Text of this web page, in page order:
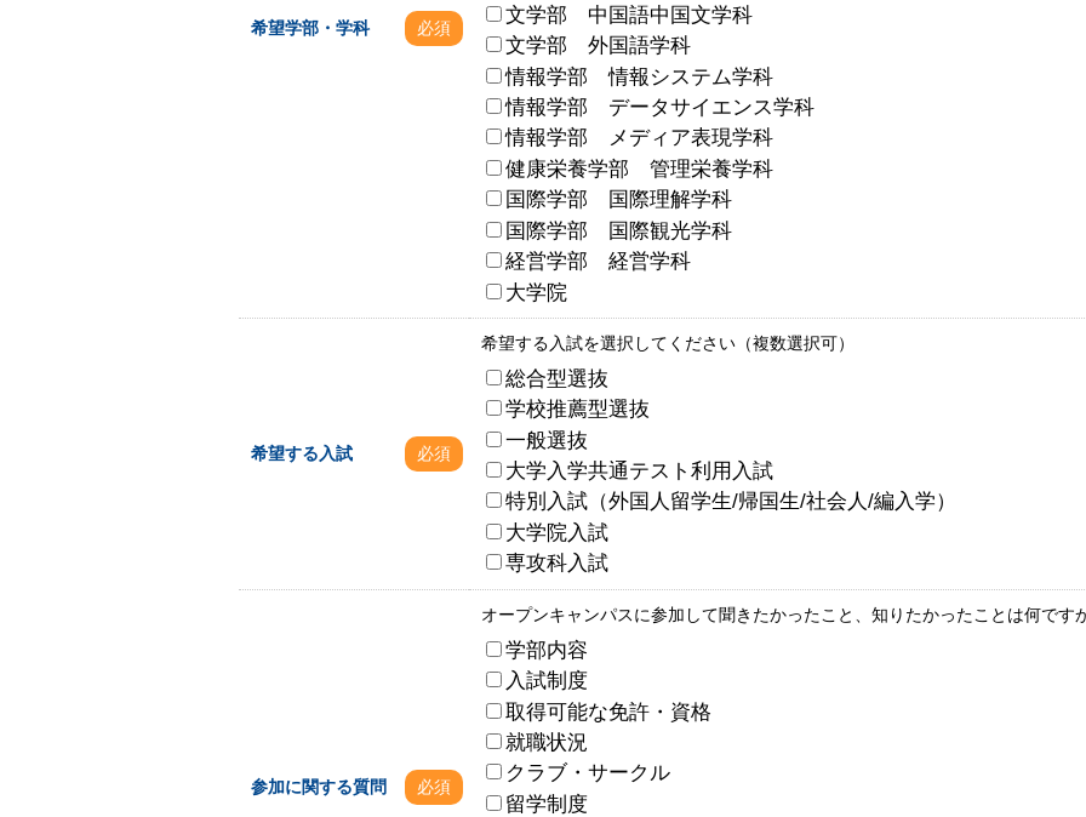
希望学部・学科 必須
文学部 中国語中国文学科
文学部 外国語学科
情報学部 情報システム学科
情報学部 データサイエンス学科
情報学部 メディア表現学科
健康栄養学部 管理栄養学科
国際学部 国際理解学科
国際学部 国際観光学科
経営学部 経営学科
大学院
希望する入試 必須
希望する入試を選択してください（複数選択可）
総合型選抜
学校推薦型選抜
一般選抜
大学入学共通テスト利用入試
特別入試（外国人留学生/帰国生/社会人/編入学）
大学院入試
専攻科入試
参加に関する質問 必須
オープンキャンパスに参加して聞きたかったこと、知りたかったことは何です
学部内容
入試制度
取得可能な免許・資格
就職状況
クラブ・サークル
留学制度